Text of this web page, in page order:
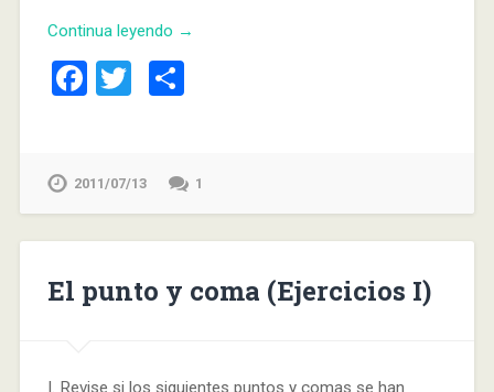
Continua leyendo →
Facebook
Twitter
2011/07/13 1
El punto y coma (Ejercicios I)
I. Revise si los siguientes puntos y comas se han